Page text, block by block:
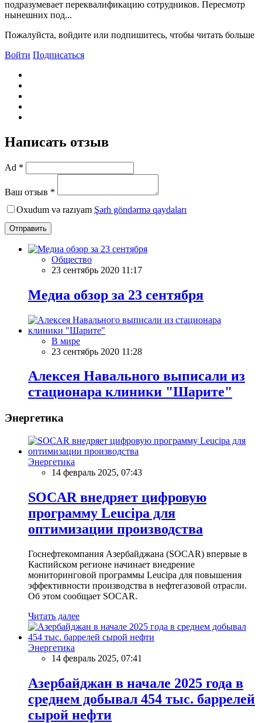
подразумевает переквалификацию сотрудников. Пересмотр
нынешних под...
Пожалуйста, войдите или подпишитесь, чтобы читать больше
Войти Подписаться
Написать отзыв
Ad *
Ваш отзыв *
Oxudum və razıyam Şərh göndərmə qaydaları
Отправить
Общество
23 сентябрь 2020 11:17
Meдиа обзор за 23 сентября
В мире
23 сентябрь 2020 11:28
Алексея Навального выписали из
стационара клиники "Шарите"
Энергетика
Энергетика
14 февраль 2025, 07:43
SOCAR внедряет цифровую
программу Leucipa для
оптимизации производства
Госнефтекомпания Азербайджана (SOCAR) впервые в
Каспийском регионе начинает внедрение
мониторинговой программы Leucipa для повышения
эффективности производства в нефтегазовой отрасли.
Об этом сообщает SOCAR.
Читать далее
Энергетика
14 февраль 2025, 07:41
Азербайджан в начале 2025 года в
среднем добывал 454 тыс. баррелей
сырой нефти